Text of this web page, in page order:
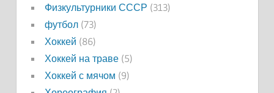
Физкультурники СССР (313)
футбол(73)
Хоккей (86)
Хоккей на траве(5)
Хоккей с мячом (9)